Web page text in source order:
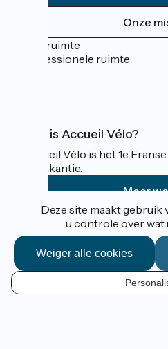
NL
Onze
Persruimte
Professionele ruimte
Wat is Accueil Vélo?
Accueil Vélo is het 1e
op vakantie.
Meer
Gefinancierd in het kader van
Espace Pro / Presse
Deze site maakt gebruik
u controle over wat
Weiger alle cookies